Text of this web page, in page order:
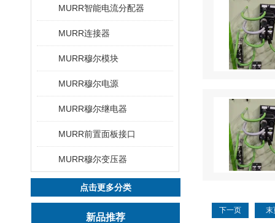
MURR智能电流分配器
MURR连接器
MURR穆尔模块
MURR穆尔电源
MURR穆尔继电器
MURR前置面板接口
MURR穆尔变压器
点击更多分类
新品推荐
下一页 末